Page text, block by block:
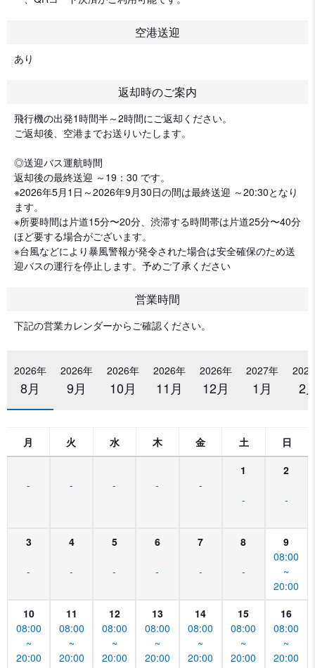
空港送迎
あり
返却時のご案内
飛行機の出発1時間半～2時間にご返却ください。
ご返却後、空港までお送りいたします。
◎送迎バス運航時間
返却後の最終送迎 ～19：30 です。
※2026年5月1日～2026年9月30日の間は最終送迎 ～20:30となり
ます。
※所要時間は片道15分〜20分、渋滞する時間帯は片道25分〜40分
ほど要する場合がございます。
※台風などにより暴風警報が発令された場合は安全確保のため送
迎バスの運行を停止します。予めご了承ください
営業時間
下記の営業カレンダーからご確認ください。
2026年
8月
2026年
9月
2026年
10月
2026年
11月
2026年
12月
2027年
1月 2
月 火 水 木 金 土 日
- - - - -
1
-
2
-
3
-
4
-
5
-
6
-
7
-
8
-
9
08:00
~
20:00
10
08:00
~
20:00
11
08:00
~
20:00
12
08:00
~
20:00
13
08:00
~
20:00
14
08:00
~
20:00
15
08:00
~
20:00
16
08:00
~
20:00